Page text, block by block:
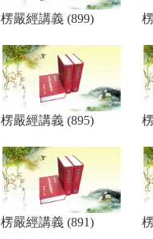
楞嚴經講義 (899)
楞嚴經講義 (895)
楞嚴經講義 (891)